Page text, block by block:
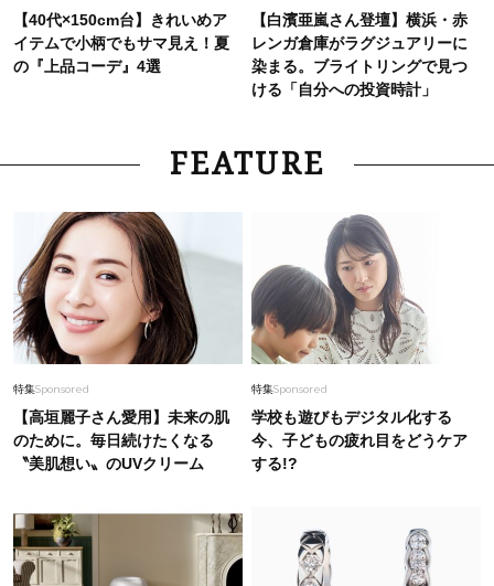
【40代×150cm台】きれいめア
イテムで小柄でもサマ見え！夏
の『上品コーデ』4選
【白濱亜嵐さん登壇】横浜・赤
レンガ倉庫がラグジュアリーに
染まる。ブライトリングで見つ
ける「自分への投資時計」
FEATURE
特集Sponsored
【高垣麗子さん愛用】未来の肌
のために。毎日続けたくなる
〝美肌想い〟のUVクリーム
特集Sponsored
学校も遊びもデジタル化する
今、子どもの疲れ目をどうケア
する!?